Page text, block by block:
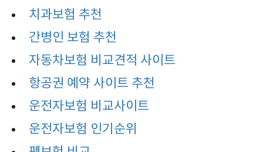
치과보험 추천
간병인 보험 추천
자동차보험 비교견적 사이트
항공권 예약 사이트 추천
운전자보험 비교사이트
운전자보험 인기순위